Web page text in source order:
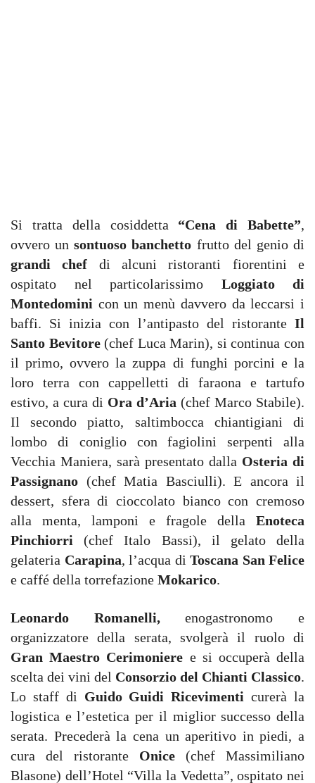
Si tratta della cosiddetta “Cena di Babette”,
ovvero unsontuoso banchetto frutto del genio di
grandi chef di alcuni ristoranti fiorentini e
ospitato nel particolarissimo Loggiato di
Montedomini con un menù davvero da leccarsi i
baffi. Si inizia con l’antipasto del ristorante Il
Santo Bevitore (chef Luca Marin), si continua con
il primo, ovvero la zuppa di funghi porcini e la
loro terra con cappelletti di faraona e tartufo
estivo, a cura di Ora d’Aria (chef Marco Stabile).
Il secondo piatto, saltimbocca chiantigiani di
lombo di coniglio con fagiolini serpenti alla
Vecchia Maniera, sarà presentato dalla Osteria di
Passignano (chef Matia Basciulli). E ancora il
dessert, sfera di cioccolato bianco con cremoso
alla menta, lamponi e fragole della Enoteca
Pinchiorri (chef Italo Bassi), il gelato della
gelateria Carapina, l’acqua di Toscana San Felice
e caffé della torrefazione Mokarico.
Leonardo Romanelli,enogastronomo e
organizzatore della serata, svolgerà il ruolo di
Gran Maestro Cerimoniere e si occuperà della
scelta dei vini del Consorzio del Chianti Classico.
Lo staff di Guido Guidi Ricevimenticurerà la
logistica e l’estetica per il miglior successo della
serata. Precederà la cena un aperitivo in piedi, a
cura del ristorante Onice (chef Massimiliano
Blasone) dell’Hotel “Villa la Vedetta”, ospitato nei